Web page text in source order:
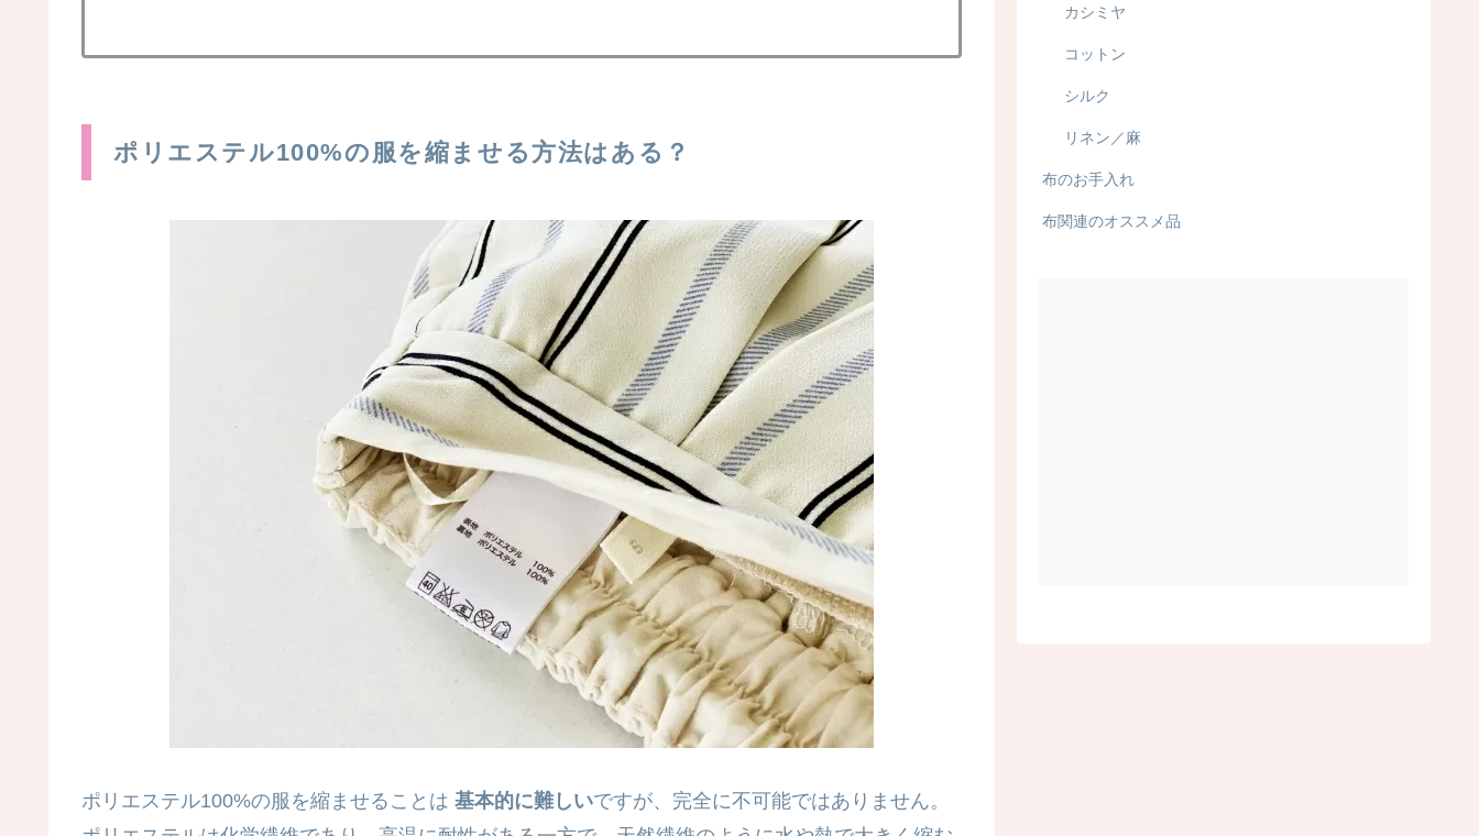
ポリエステル100%の服を縮ませる方法はある？
ポリエステル100%の服を縮ませることは 基本的に難しいですが、完全に不可能ではありません。
カシミヤ
コットン
シルク
リネン／麻
布のお手入れ
布関連のオススメ品